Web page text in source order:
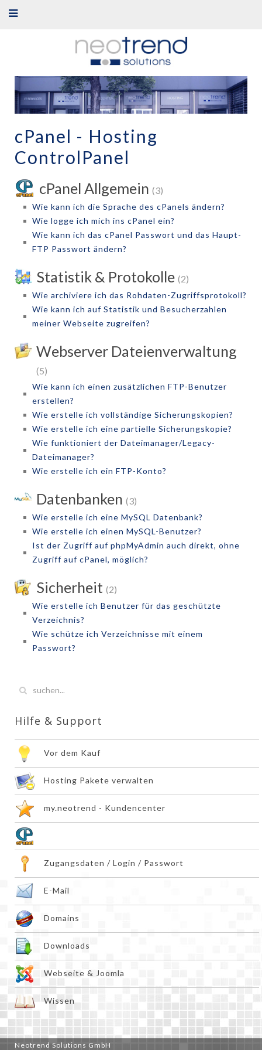
cPanel - Hosting
ControlPanel
cPanel Allgemein (3)
Wie kann ich die Sprache des cPanels ändern?
Wie logge ich mich ins cPanel ein?
Wie kann ich das cPanel Passwort und das Haupt-
FTP Passwort ändern?
Statistik & Protokolle (2)
Wie archiviere ich das Rohdaten-Zugriffsprotokoll?
Wie kann ich auf Statistik und Besucherzahlen
meiner Webseite zugreifen?
Webserver Dateienverwaltung
(5)
Wie kann ich einen zusätzlichen FTP-Benutzer
erstellen?
Wie erstelle ich vollständige Sicherungskopien?
Wie erstelle ich eine partielle Sicherungskopie?
Wie funktioniert der Dateimanager/Legacy-
Dateimanager?
Wie erstelle ich ein FTP-Konto?
Datenbanken (3)
Wie erstelle ich eine MySQL Datenbank?
Wie erstelle ich einen MySQL-Benutzer?
Ist der Zugriff auf phpMyAdmin auch direkt, ohne
Zugriff auf cPanel, möglich?
Sicherheit (2)
Wie erstelle ich Benutzer für das geschützte
Verzeichnis?
Wie schütze ich Verzeichnisse mit einem
Passwort?
Hilfe & Support
Vor dem Kauf
Hosting Pakete verwalten
my.neotrend - Kundencenter
Zugangsdaten / Login / Passwort
E-Mail
Domains
Downloads
Webseite & Joomla
Wissen
Neotrend Solutions GmbH